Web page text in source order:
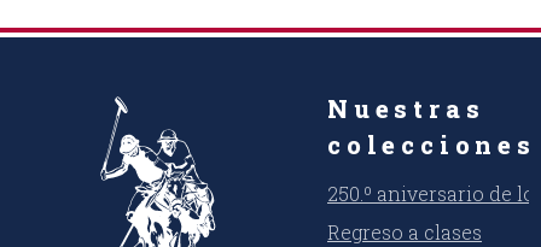
Nuestras
colecciones
250.º aniversario de
Regreso a clases